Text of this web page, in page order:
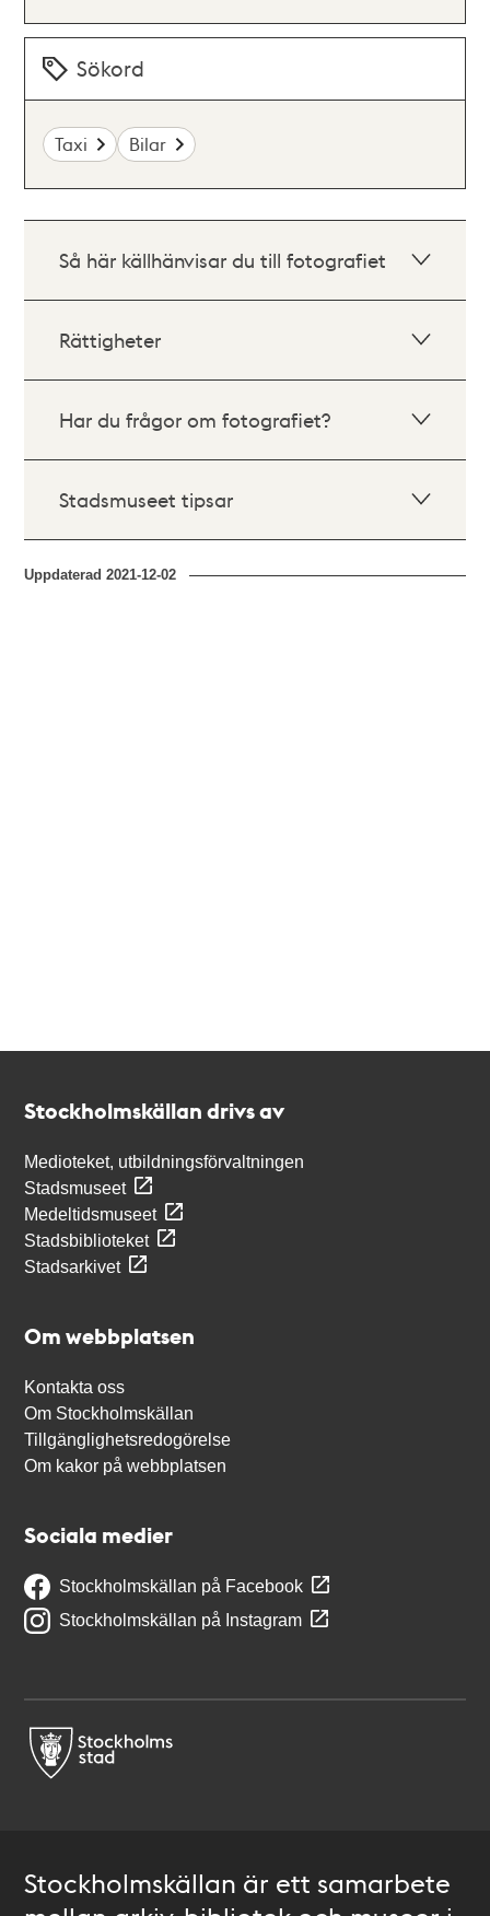
Sökord
Taxi Bilar
Så här källhänvisar du till fotografiet
Rättigheter
Har du frågor om fotografiet?
Stadsmuseet tipsar
Uppdaterad2021-12-02
Stockholmskällan drivs av
Medioteket, utbildningsförvaltningen
Stadsmuseet
Medeltidsmuseet
Stadsbiblioteket
Stadsarkivet
Om webbplatsen
Kontakta oss
Om Stockholmskällan
Tillgänglighetsredogörelse
Om kakor på webbplatsen
Sociala medier
Stockholmskällan på Facebook
Stockholmskällan på Instagram
Stockholmskällan är ett samarbete